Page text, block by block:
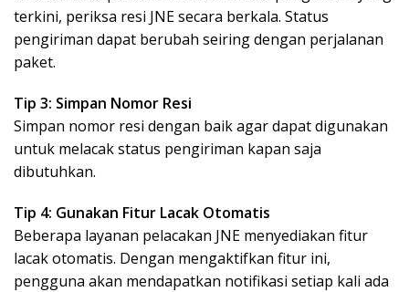
terkini, periksa resi JNE secara berkala. Status
pengiriman dapat berubah seiring dengan perjalanan
paket.
Tip 3: Simpan Nomor Resi
Simpan nomor resi dengan baik agar dapat digunakan
untuk melacak status pengiriman kapan saja
dibutuhkan.
Tip 4: Gunakan Fitur Lacak Otomatis
Beberapa layanan pelacakan JNE menyediakan fitur
lacak otomatis. Dengan mengaktifkan fitur ini,
pengguna akan mendapatkan notifikasi setiap kali ada